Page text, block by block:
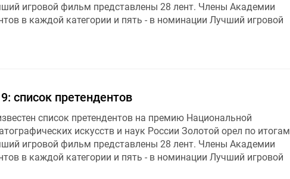
игровой фильм представлены 28 лент. Члены Академии
в каждой категории и пять - в номинации Лучший игровой
список претендентов
список претендентов на премию Национальной
искусств и наук России Золотой орел по итогам
игровой фильм представлены 28 лент. Члены Академии
в каждой категории и пять - в номинации Лучший игровой